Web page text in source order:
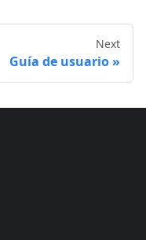
Next
Guía de usuario